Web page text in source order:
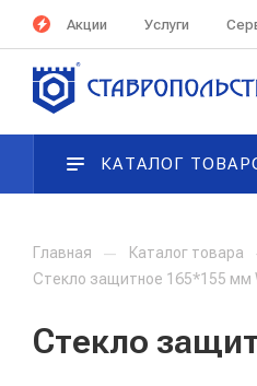
Акции Услуги
КАТАЛОГ
Главная — Каталог товара
Стекло защитное 165*155 мм
Стекло